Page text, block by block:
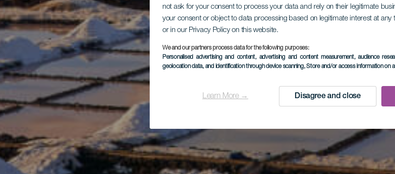
not ask for your consent to process your data and rely on their legitimate
your consent or object to data processing based on legitimate interest at any
or in our Privacy Policy on this website.
We and our partners process data for the following purposes:
Personalised advertising and content, advertising and content measurement, audience
geolocation data, and identification through device scanning, Store and/or access information on
Learn More → Disagree and close